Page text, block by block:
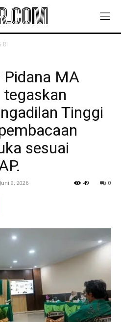
RI
Pidana MA
Tinggi
sesuai
Juni 9, 2026 0
49